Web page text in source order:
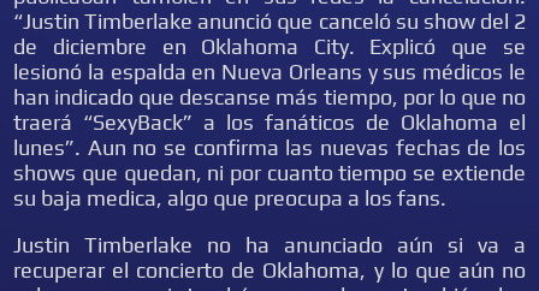
“Justin Timberlake anunció que canceló su show del 2
de diciembre en Oklahoma City. Explicó que se
lesionó la espalda en Nueva Orleans y sus médicos le
han indicado que descanse más tiempo, por lo que no
traerá “SexyBack” a los fanáticos de Oklahoma el
lunes”. Aun no se confirma las nuevas fechas de los
shows que quedan, ni por cuanto tiempo se extiende
su baja medica, algo que preocupa a los fans.
Justin Timberlake no ha anunciado aún si va a
recuperar el concierto de Oklahoma, y lo que aún no